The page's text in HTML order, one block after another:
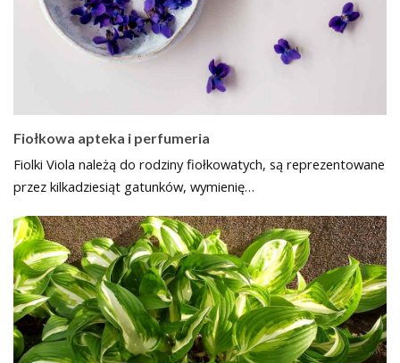
Fiołkowa apteka i perfumeria
Fiolki Viola należą do rodziny fiołkowatych, są reprezentowane
przez kilkadziesiąt gatunków, wymienię…